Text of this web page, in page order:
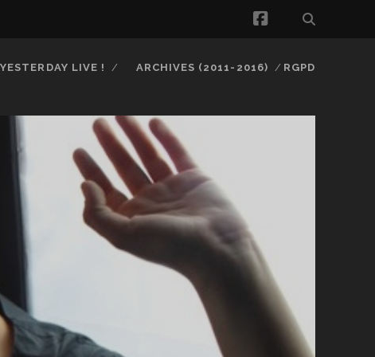
facebook
YESTERDAY LIVE ! ARCHIVES (2011-2016) RGPD